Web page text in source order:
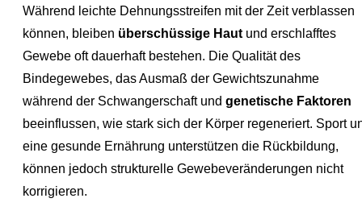
Während leichte Dehnungsstreifen mit der Zeit verblassen
können, bleiben überschüssige Haut und erschlafftes
Gewebe oft dauerhaft bestehen. Die Qualität des
Bindegewebes, das Ausmaß der Gewichtszunahme
während der Schwangerschaft und genetische Faktoren
beeinflussen, wie stark sich der Körper regeneriert. Sport
eine gesunde Ernährung unterstützen die Rückbildung,
können jedoch strukturelle Gewebeveränderungen nicht
korrigieren.